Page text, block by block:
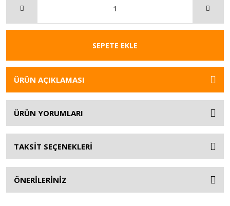
SEPETE EKLE
ÜRÜN AÇIKLAMASI
ÜRÜN YORUMLARI
TAKSİT SEÇENEKLERİ
ÖNERİLERİNİZ